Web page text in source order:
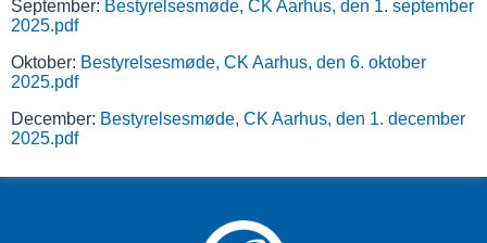
September: Bestyrelsesmøde, CK Aarhus, den 1. september
2025.pdf
Oktober: Bestyrelsesmøde, CK Aarhus, den 6. oktober
2025.pdf
December: Bestyrelsesmøde, CK Aarhus, den 1. december
2025.pdf